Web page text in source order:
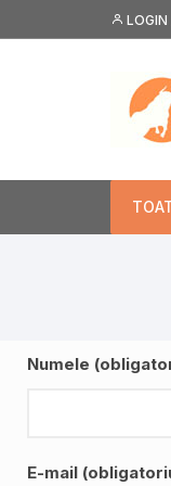
LOGIN
Numele
E-mail